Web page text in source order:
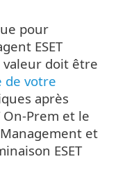
pour
ESET
valeur doit être
de votre
après
On-Prem et le
et
ESET